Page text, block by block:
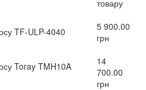
товару
TF-ULP-4040
5 900.00
грн
Toray TMH10A
14
700.00
грн